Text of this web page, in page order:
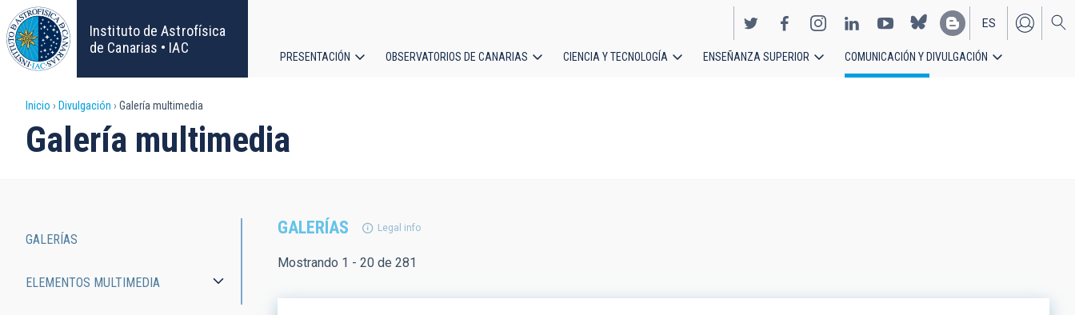
Pasar
al
contenido
principal
Instituto de Astrofísica
de Canarias • IAC
EN
ES
principal
PRESENTACIÓN OBSERVATORIOS DE CANARIAS CIENCIA Y TECNOLOGÍA ENSEÑANZA SUPERIOR COMUNICACIÓN Y DIVULGACIÓN
Sobrescribir
enlaces
la
Inicio Divulgación Galería multimedia
Galería multimedia
GALERÍAS Legal info
Mostrando 1 - 20 de 281
navigation
GALERÍAS
ELEMENTOS MULTIMEDIA